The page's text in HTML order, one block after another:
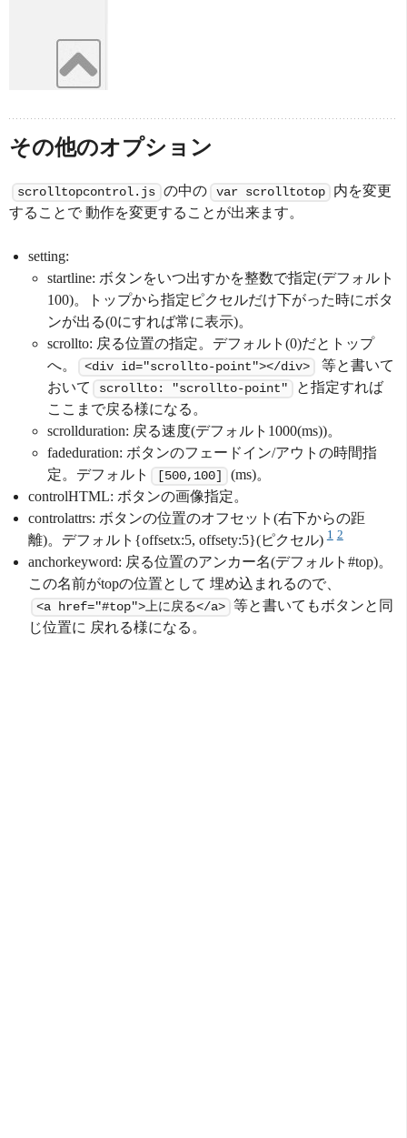
その他のオプション
scrolltopcontrol.js の中の var scrolltotop
内を変更
することで 動作を変更することが出来ます。
setting:
startline: ボタンをいつ出すかを整数で指定(デフォルト
100)。トップから指定ピクセルだけ下がった時にボタ
ンが出る(0にすれば常に表示)。
scrollto: 戻る位置の指定。デフォルト(0)だとトップ
へ。
<div id="scrollto-point"></div>
等と書いて
おいて
scrollto: "scrollto-point"
と指定すれば
ここまで戻る様になる。
scrollduration: 戻る速度(デフォルト1000(ms))。
fadeduration: ボタンのフェードイン/アウトの時間指
定。デフォルト
[500,100]
(ms)。
controlHTML: ボタンの画像指定。
controlattrs: ボタンの位置のオフセット(右下からの距
離)。デフォルト{offsetx:5, offsety:5}(ピクセル)1 2
anchorkeyword: 戻る位置のアンカー名(デフォルト#top)。
この名前がtopの位置として 埋め込まれるので、
<a href="#top">上に戻る</a> 等と書いてもボタンと同
じ位置に 戻れる様になる。